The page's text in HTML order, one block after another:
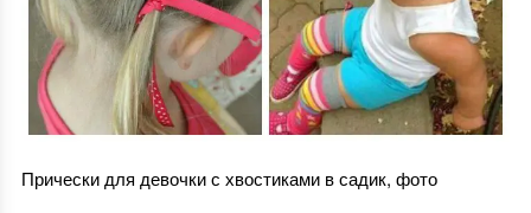
Прически для девочки с хвостиками в садик, фото